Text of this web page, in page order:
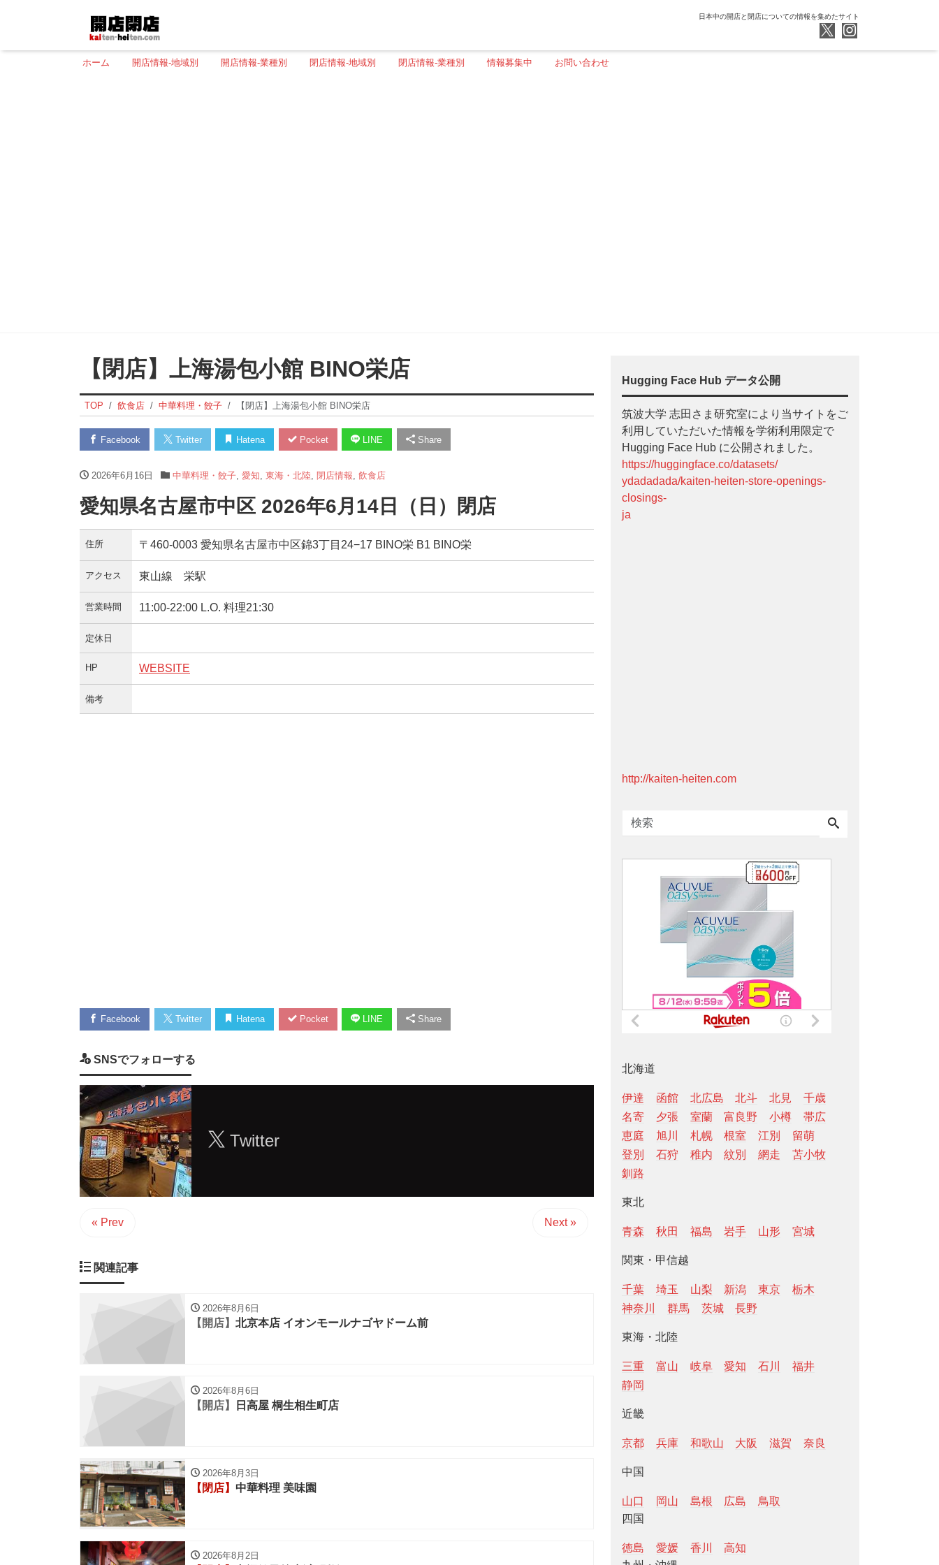
日本中の開店と閉店についての情報を集めたサイト
ホーム 開店情報-地域別 開店情報-業種別 閉店情報-地域別 閉店情報-業種別 情報募集中 お問い合わせ
【閉店】上海湯包小館 BINO栄店
TOP 飲食店 中華料理・餃子 【閉店】上海湯包小館 BINO栄店
Facebook Twitter Hatena Pocket LINE Share
2026年6月16日 中華料理・餃子, 愛知 東海・北陸, 閉店情報 飲食店
愛知県名古屋市中区 2026年6月14日（日）閉店
住所 〒460-0003 愛知県名古屋市中区錦3丁目24−17 BINO栄 B1 BINO栄
アクセス 東山線 栄駅
営業時間 11:00-22:00 L.O. 料理21:30
定休日
HP WEBSITE
備考
Facebook Twitter Hatena Pocket LINE Share
SNSでフォローする
Twitter
« Prev Next »
関連記事
2026年8月6日
【開店】 北京本店 イオンモールナゴヤドーム前
2026年8月6日
【開店】 日高屋 桐生相生町店
2026年8月3日
【閉店】 中華料理 美味園
2026年8月2日
Hugging Face Hub データ公開
筑波大学 志田さま研究室により当サイトをご
利用していただいた情報を学術利用限定で
Hugging Face Hub に公開されました。
https://huggingface.co/datasets/
ydadadada/kaiten-heiten-store-openings-
closings-
ja
http://kaiten-heiten.com
北海道
伊達 函館 北広島 北斗 北見
千歳
名寄
夕張 室蘭 富良野 小樽
帯広
恵庭
旭川 札幌 根室 江別
留萌
登別
石狩 稚内 紋別 網走
苫小牧
釧路
東北
青森 秋田 福島 岩手 山形 宮城
関東・甲信越
千葉 埼玉 山梨 新潟 東京
栃木
神奈川
群馬 茨城 長野
東海・北陸
三重 富山 岐阜 愛知 石川
福井
静岡
近畿
京都 兵庫 和歌山 大阪 滋賀 奈良
中国
山口 岡山 島根 広島
鳥取
四国
徳島 愛媛 香川
高知